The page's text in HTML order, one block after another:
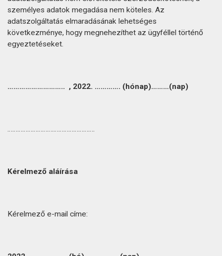
személyes adatok megadása nem köteles. Az
adatszolgáltatás elmaradásának lehetséges
következménye, hogy megnehezíthet az ügyféllel történő
egyeztetéseket.
……………………….. , 2022. …………. (hónap)………(nap)
……………………….…………………….
Kérelmező aláírása
Kérelmező e-mail címe: